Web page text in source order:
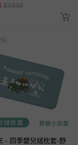
貨 & 退款問題
島。如您位於離島地
收離島運費。廠商
、樓層親送等加價
料內的查詢訂單內，
$1830
- 四季嬰兒絨枕套-野